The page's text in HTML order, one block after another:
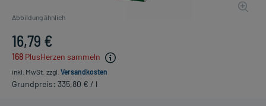
Abbildung ähnlich
16,79 €
168 PlusHerzen sammeln
inkl. MwSt. zzgl. Versandkosten
Grundpreis: 335,80 € / l